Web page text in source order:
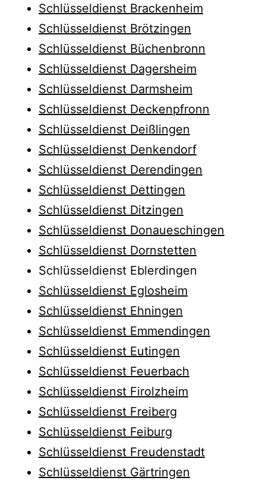
Schlüsseldienst Brackenheim
Schlüsseldienst Brötzingen
Schlüsseldienst Büchenbronn
Schlüsseldienst Dagersheim
Schlüsseldienst Darmsheim
Schlüsseldienst Deckenpfronn
Schlüsseldienst Deißlingen
Schlüsseldienst Denkendorf
Schlüsseldienst Derendingen
Schlüsseldienst Dettingen
Schlüsseldienst Ditzingen
Schlüsseldienst Donaueschingen
Schlüsseldienst Dornstetten
Schlüsseldienst Eblerdingen
Schlüsseldienst Eglosheim
Schlüsseldienst Ehningen
Schlüsseldienst Emmendingen
Schlüsseldienst Eutingen
Schlüsseldienst Feuerbach
Schlüsseldienst Firolzheim
Schlüsseldienst Freiberg
Schlüsseldienst Feiburg
Schlüsseldienst Freudenstadt
Schlüsseldienst Gärtringen